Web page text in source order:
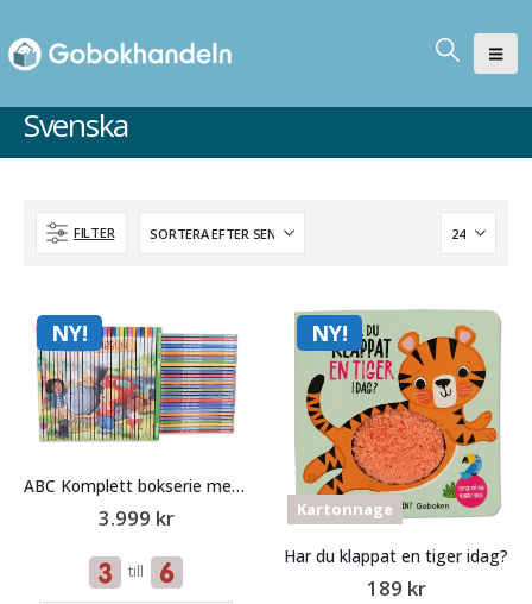
Svenska
FILTER
NY!
ABC Komplett bokserie med sångbok
3.999 kr
till
Kartonnage
NY!
Har du klappat en tiger idag?
189 kr